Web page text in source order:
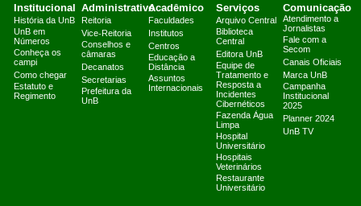
Institucional
História da UnB
UnB em
Números
Conheça os
campi
Como chegar
Estatuto e
Regimento
Administrativo
Reitoria
Vice-Reitoria
Conselhos e
câmaras
Decanatos
Secretarias
Prefeitura da
UnB
Acadêmico
Faculdades
Institutos
Centros
Educação a
Distância
Assuntos
Internacionais
Serviços
Arquivo Central
Biblioteca
Central
Editora UnB
Equipe de
Tratamento e
Resposta a
Incidentes
Cibernéticos
Fazenda Água
Limpa
Hospital
Universitário
Hospitais
Veterinários
Restaurante
Universitário
Comunicação
Atendimento a
Jornalistas
Fale com a
Secom
Canais Oficiais
Marca UnB
Campanha
Institucional
2025
Planner 2024
UnB TV